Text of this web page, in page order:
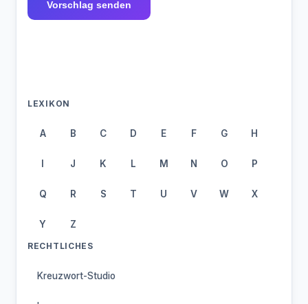
Vorschlag senden
LEXIKON
A B C D E F G H
I J K L M N O P
Q R S T U V W X
Y Z
RECHTLICHES
Kreuzwort-Studio